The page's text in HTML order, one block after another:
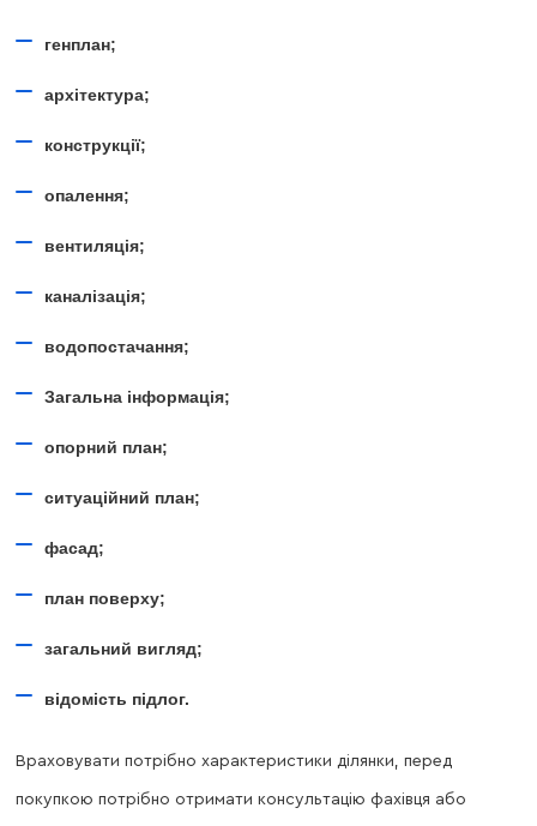
генплан;
архітектура;
конструкції;
опалення;
вентиляція;
каналізація;
водопостачання;
Загальна інформація;
опорний план;
ситуаційний план;
фасад;
план поверху;
загальний вигляд;
відомість підлог.
Враховувати потрібно характеристики ділянки, перед
покупкою потрібно отримати консультацію фахівця або